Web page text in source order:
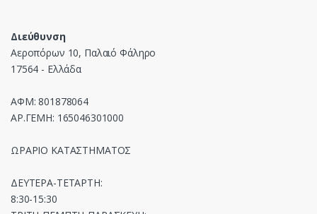
Διεύθυνση
Αεροπόρων 10, Παλαιό Φάληρο
17564 - Ελλάδα
ΑΦΜ: 801878064
ΑΡ.ΓΕΜΗ: 165046301000
ΩΡΑΡΙΟ ΚΑΤΑΣΤΗΜΑΤΟΣ
ΔΕΥΤΕΡΑ-ΤΕΤΑΡΤΗ:
8:30-15:30